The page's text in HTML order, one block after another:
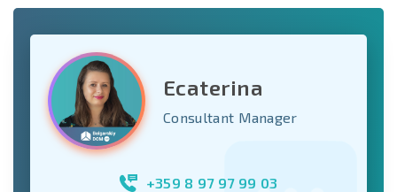
Ecaterina
Consultant Manager
+359 8 97 97 99 03